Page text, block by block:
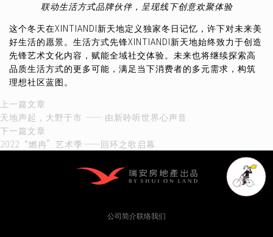
联动生活方式品牌伙伴，呈现线下创意欢聚体验
这个冬天在XINTIANDI新天地定义独家冬日记忆，许下对未来美
好生活的愿景。生活方式先锋XINTIANDI新天地始终致力于创造
先锋艺术文化内容，赋能全域社交体验。未来也将继续探索高
品质生活方式的更多可能，满足当下消费者的多元需求，构筑
理想社区蓝图。
文
章
导
上一篇文章
一
文
天地声起，大野于市 —— 由新聆听世界心声音
下一篇文章
一
2022“燃冉”艺术季——回环之歌启幕
公司简介联络我们